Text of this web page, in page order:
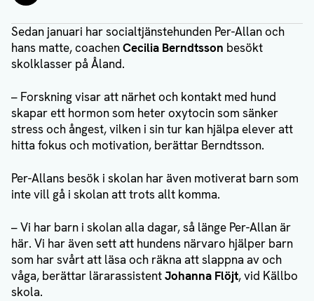
Sedan januari har socialtjänstehunden Per-Allan och
hans matte, coachenCecilia Berndtsson besökt
skolklasser på Åland.
– Forskning visar att närhet och kontakt med hund
skapar ett hormon som heter oxytocin som sänker
stress och ångest, vilken i sin tur kan hjälpa elever att
hitta fokus och motivation, berättar Berndtsson.
Per-Allans besök i skolan har även motiverat barn som
inte vill gå i skolan att trots allt komma.
– Vi har barn i skolan alla dagar, så länge Per-Allan är
här. Vi har även sett att hundens närvaro hjälper barn
som har svårt att läsa och räkna att slappna av och
våga, berättar lärarassistentJohanna Flöjt, vid Källbo
skola.